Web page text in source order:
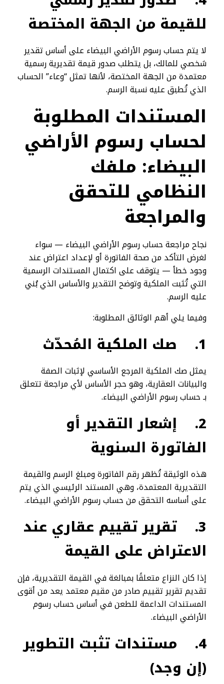
للقيمة من الجهة المختصة
لا يتم حساب رسوم الأراضي البيضاء على أساس تقدير
شخصي للمالك، بل يتطلب صدور قيمة تقديرية رسمية
معتمدة من الجهة المختصة، لأنها تمثل “وعاء” الحساب
الذي تُطبق عليه نسبة الرسم.
المستندات المطلوبة
لحساب رسوم الأراضي
البيضاء: ملفك
النظامي للتحقق
والمراجعة
نجاح مراجعة حساب رسوم الأراضي البيضاء — سواء
لغرض التأكد من صحة الفاتورة أو لإعداد اعتراض عند
وجود خطأ — يتوقف على اكتمال المستندات الرسمية
التي تُثبت الملكية وتوضح التقدير والأساس الذي بُني
عليه الرسم.
وفيما يلي أهم الوثائق المطلوبة:
1. صك الملكية المُحدّث
يمثل صك الملكية المرجع الأساسي لإثبات الصفة
والبيانات العقارية، وهو حجر الأساس لأي مراجعة تتعلق
بـ حساب رسوم الأراضي البيضاء.
2.
إشعار التقدير أو
الفاتورة السنوية
هذه الوثيقة تُظهر رقم الفاتورة ومبلغ الرسم والقيمة
التقديرية المعتمدة، وهي المستند الرئيسي الذي يتم
على أساسه التحقق من حساب رسوم الأراضي البيضاء.
3.
تقرير تقييم عقاري عند
الاعتراض على القيمة
إذا كان النزاع متعلقًا بمبالغة في القيمة التقديرية، فإن
تقديم تقرير تقييم صادر من مقيم معتمد يعد من أقوى
المستندات الداعمة للطعن في أساس حساب رسوم
الأراضي البيضاء.
4.
مستندات تثبت التطوير
(إن وجد)